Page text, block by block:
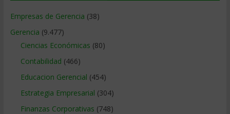
Empresas de Gerencia (38)
Gerencia (9.477)
Ciencias Económicas (80)
Contabilidad (466)
Educacion Gerencial (454)
Estrategia Empresarial (304)
Finanzas Corporativas (748)